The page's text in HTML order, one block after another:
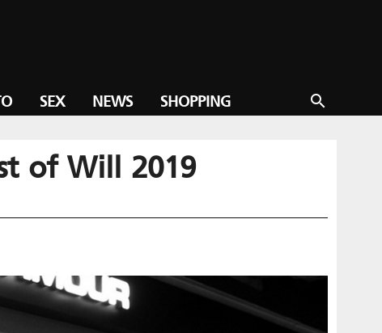
search
SEX NEWS SHOPPING
of Will 2019